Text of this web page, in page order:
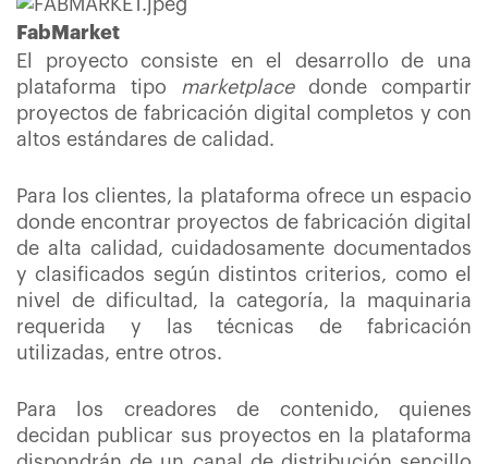
FabMarket
El proyecto consiste en el desarrollo de una
plataforma tipo
marketplacedonde compartir
proyectos de fabricación digital completos y con
altos estándares de calidad.
Para los clientes, la plataforma ofrece un espacio
donde encontrar proyectos de fabricación digital
de alta calidad, cuidadosamente documentados
y clasificados según distintos criterios, como el
nivel de dificultad, la categoría, la maquinaria
requerida y las técnicas de fabricación
utilizadas, entre otros.
Para los creadores de contenido, quienes
decidan publicar sus proyectos en la plataforma